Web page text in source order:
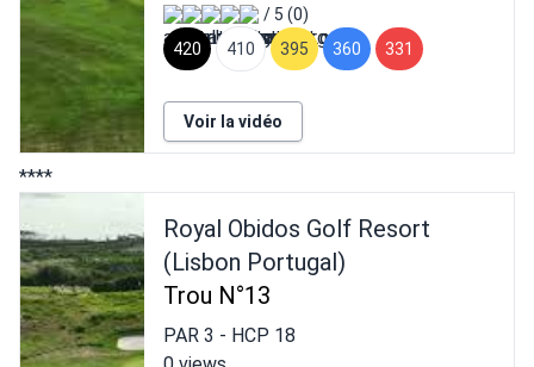
/ 5 (0)
420
410 395 360 331
Voir la vidéo
****
Royal Obidos Golf Resort
(Lisbon Portugal)
Trou N°13
PAR 3 - HCP 18